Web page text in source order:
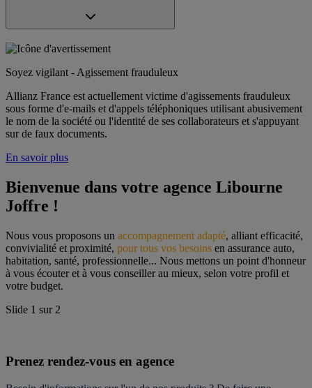
Soyez vigilant - Agissement frauduleux
Allianz France est actuellement victime d'agissements frauduleux
sous forme d'e-mails et d'appels téléphoniques utilisant abusivement
le nom de la société ou l'identité de ses collaborateurs et s'appuyant
sur de faux documents.
En savoir plus
Bienvenue dans votre agence Libourne
Joffre !
Nous vous proposons un accompagnement adapté, alliant efficacité,
convivialité et proximité, pour tous vos besoins en assurance auto,
habitation, santé, professionnelle... Nous mettons un point d'honneur
à vous écouter et à vous conseiller au mieux, selon votre profil et
votre budget.
Slide 1 sur 2
Prenez rendez-vous en agence